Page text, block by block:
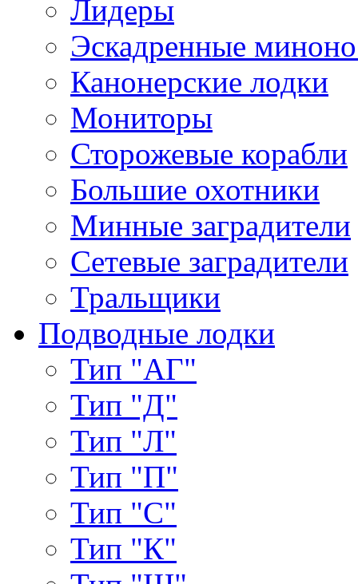
Лидеры
Эскадренные
Канонерские лодки
Мониторы
Сторожевые корабли
Большие охотники
Минные заградители
Сетевые заградители
Тральщики
Подводные лодки
Тип "АГ"
Тип "Д"
Тип "Л"
Тип "П"
Тип "С"
Тип "К"